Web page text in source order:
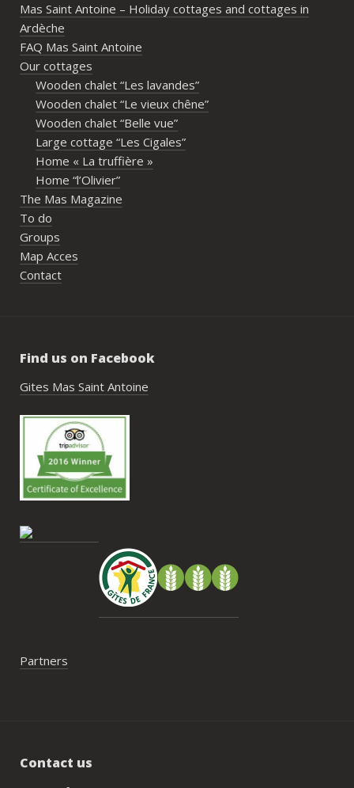
différents gîtes permettent à chacun
d’avoir son espace tout en gardant un
vrai lieu de rassemblement pour
partager les repas et les activités.Un
immense merci également aux
propriétaires pour leur disponibilité, leur
écoute et leur gentillesse tout au long de
l’organisation. Nous avons été très bien
accompagnés avant le week-end avec de
nombreux conseils utiles, aussi bien pour
les prestataires que pour l’organisation
recommandations données sur place
piscine, nature, tranquillité, nombreux
hébergements et beaucoup d’activités à
très beau souvenir de ce week-end et
nous recommandons le Mas Saint-
Antoine sans hésitation.**La seule petite
contrainte du week-end concerne la
gestion des déchets, puisqu’il n’y a pas
de tri directement sur le domaine et qu’il
faut se rendre au village. Cela ne nous a
pas posé de véritable problème, mais ce
serait un vrai plus à l’avenir.
Mas Saint Antoine – Holiday cottages and cottages in
Ardèche
FAQ Mas Saint Antoine
Our cottages
Wooden chalet “Les lavandes”
Wooden chalet “Le vieux chêne”
Wooden chalet “Belle vue”
Large cottage “Les Cigales”
Home « La truffière »
Home “l’Olivier”
The Mas Magazine
To do
Groups
Map Acces
Contact
Find us on Facebook
Gites Mas Saint Antoine
Partners
Contact us